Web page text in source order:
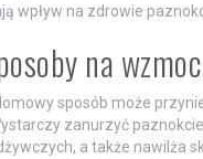
wpływ na zdrowie
na
sposób może
zanurzyć
a także nawilża